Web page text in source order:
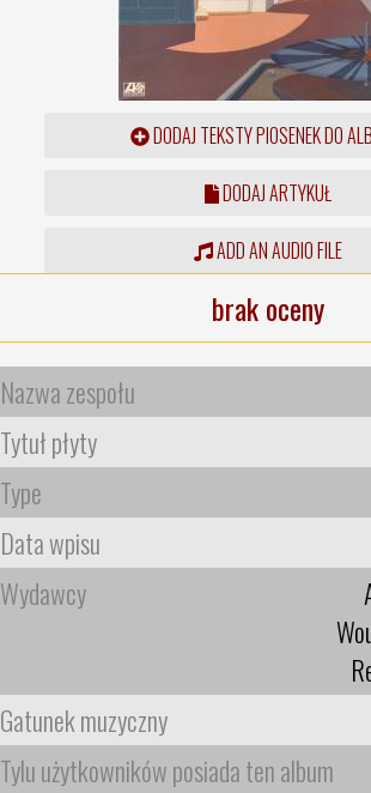
DODAJ TEKSTY PIOSENEK DO
DODAJ ARTYKUŁ
ADD AN AUDIO FILE
brak oceny
Nazwa zespołu
Tytuł płyty
Type
Data wpisu
Wydawcy
Gatunek muzyczny
Tylu użytkowników posiada ten album